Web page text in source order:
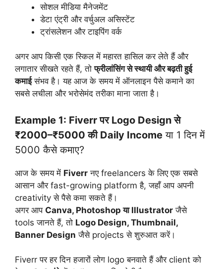
सोशल मीडिया मैनेजमेंट
डेटा एंट्री और वर्चुअल असिस्टेंट
ट्रांसलेशन और टाइपिंग वर्क
अगर आप किसी एक स्किल में महारत हासिल कर लेते हैं और
लगातार सीखते रहते हैं, तोफ्रीलांसिंग से स्थायी और बढ़ती हुई
कमाईसंभव है। यह आज के समय में ऑनलाइन पैसे कमाने का
सबसे लचीला और भरोसेमंद तरीका माना जाता है।
Example 1: Fiverr पर Logo Design से
₹2000–₹5000 की Daily Income या 1 दिन में
5000 कैसे कमाए?
आज के समय में Fiverr नए freelancers के लिए एक सबसे
आसान और fast-growing platform है, जहाँ आप अपनी
creativity से पैसे कमा सकते हैं।
अगर आप Canva, Photoshop या Illustrator जैसे
tools जानते हैं, तो Logo Design, Thumbnail,
Banner Design जैसे projects से शुरुआत करें।
Fiverr पर हर दिन हजारों लोग logo बनवाते हैं और client को